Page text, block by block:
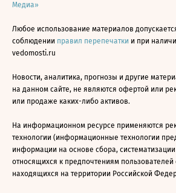
Медиа»
Любое использование материалов
соблюдении правил перепечатки и при
vedomosti.ru
Новости, аналитика, прогнозы и другие
на данном сайте, не являются офертой или
или продаже каких-либо активов.
На информационном ресурсе применяются
технологии (информационные технологии
информации на основе сбора,
относящихся к предпочтениям пользователей
находящихся на территории Российской